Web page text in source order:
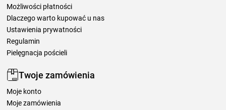
Możliwości płatności
Dlaczego warto kupować u nas
Ustawienia prywatności
Regulamin
Pielęgnacja pościeli
Twoje zamówienia
Moje konto
Moje zamówienia